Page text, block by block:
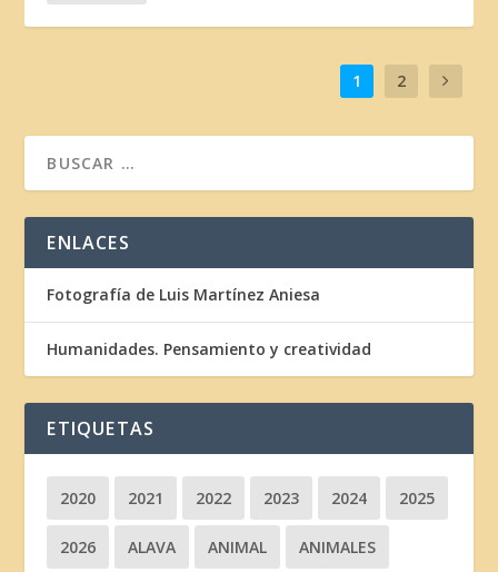
1 2
ENLACES
Fotografía de Luis Martínez Aniesa
Humanidades. Pensamiento y creatividad
ETIQUETAS
2020 2021 2022 2023 2024 2025
2026 ALAVA ANIMAL ANIMALES